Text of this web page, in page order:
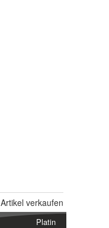
Artikel verkaufen
Platin